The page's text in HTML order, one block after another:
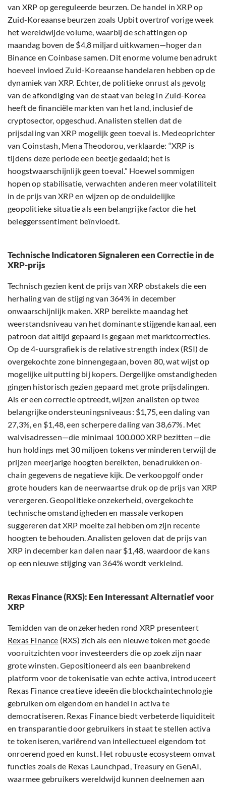
van XRP op gereguleerde beurzen. De handel in XRP op
Zuid-Koreaanse beurzen zoals Upbit overtrof vorige week
het wereldwijde volume, waarbij de schattingen op
maandag boven de $4,8 miljard uitkwamen—hoger dan
Binance en Coinbase samen. Dit enorme volume benadrukt
hoeveel invloed Zuid-Koreaanse handelaren hebben op de
dynamiek van XRP. Echter, de politieke onrust als gevolg
van de afkondiging van de staat van beleg in Zuid-Korea
heeft de financiële markten van het land, inclusief de
cryptosector, opgeschud. Analisten stellen dat de
prijsdaling van XRP mogelijk geen toeval is. Medeoprichter
van Coinstash, Mena Theodorou, verklaarde: “XRP is
tijdens deze periode een beetje gedaald; het is
hoogstwaarschijnlijk geen toeval.” Hoewel sommigen
hopen op stabilisatie, verwachten anderen meer volatiliteit
in de prijs van XRP en wijzen op de onduidelijke
geopolitieke situatie als een belangrijke factor die het
beleggerssentiment beïnvloedt.
Technische Indicatoren Signaleren een Correctie in de
XRP-prijs
Technisch gezien kent de prijs van XRP obstakels die een
herhaling van de stijging van 364% in december
onwaarschijnlijk maken. XRP bereikte maandag het
weerstandsniveau van het dominante stijgende kanaal, een
patroon dat altijd gepaard is gegaan met marktcorrecties.
Op de 4-uursgrafiek is de relative strength index (RSI) de
overgekochte zone binnengegaan, boven 80, wat wijst op
mogelijke uitputting bij kopers. Dergelijke omstandigheden
gingen historisch gezien gepaard met grote prijsdalingen.
Als er een correctie optreedt, wijzen analisten op twee
belangrijke ondersteuningsniveaus: $1,75, een daling van
27,3%, en $1,48, een scherpere daling van 38,67%. Met
walvisadressen—die minimaal 100.000 XRP bezitten—die
hun holdings met 30 miljoen tokens verminderen terwijl de
prijzen meerjarige hoogten bereikten, benadrukken on-
chain gegevens de negatieve kijk. De verkoopgolf onder
grote houders kan de neerwaartse druk op de prijs van XRP
verergeren. Geopolitieke onzekerheid, overgekochte
technische omstandigheden en massale verkopen
suggereren dat XRP moeite zal hebben om zijn recente
hoogten te behouden. Analisten geloven dat de prijs van
XRP in december kan dalen naar $1,48, waardoor de kans
op een nieuwe stijging van 364% wordt verkleind.
Rexas Finance (RXS): Een Interessant Alternatief voor
XRP
Temidden van de onzekerheden rond XRP presenteert
Rexas Finance (RXS) zich als een nieuwe token met goede
vooruitzichten voor investeerders die op zoek zijn naar
grote winsten. Gepositioneerd als een baanbrekend
platform voor de tokenisatie van echte activa, introduceert
Rexas Finance creatieve ideeën die blockchaintechnologie
gebruiken om eigendom en handel in activa te
democratiseren. Rexas Finance biedt verbeterde liquiditeit
en transparantie door gebruikers in staat te stellen activa
te tokeniseren, variërend van intellectueel eigendom tot
onroerend goed en kunst. Het robuuste ecosysteem omvat
functies zoals de Rexas Launchpad, Treasury en GenAI,
waarmee gebruikers wereldwijd kunnen deelnemen aan